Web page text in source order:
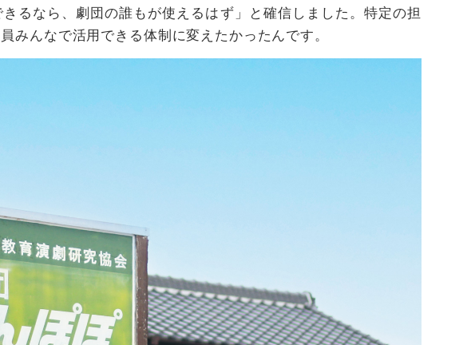
るなら、劇団の誰もが使えるはず」と確信しました。特定の担
みんなで活用できる体制に変えたかったんです。